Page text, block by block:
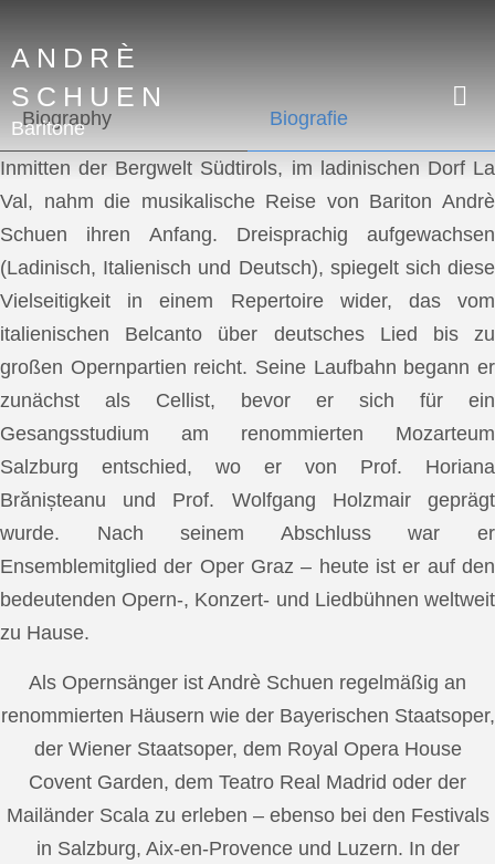
ANDRÈ
SCHUEN
Baritone
Biography Biografie
Inmitten der Bergwelt Südtirols, im ladinischen Dorf La
Val, nahm die musikalische Reise von Bariton Andrè
Schuen ihren Anfang. Dreisprachig aufgewachsen
(Ladinisch, Italienisch und Deutsch), spiegelt sich diese
Vielseitigkeit in einem Repertoire wider, das vom
italienischen Belcanto über deutsches Lied bis zu
großen Opernpartien reicht. Seine Laufbahn begann er
zunächst als Cellist, bevor er sich für ein
Gesangsstudium am renommierten Mozarteum
Salzburg entschied, wo er von Prof. Horiana
Brănișteanu und Prof. Wolfgang Holzmair geprägt
wurde. Nach seinem Abschluss war er
Ensemblemitglied der Oper Graz – heute ist er auf den
bedeutenden Opern-, Konzert- und Liedbühnen weltweit
zu Hause.
Als Opernsänger ist Andrè Schuen regelmäßig an
renommierten Häusern wie der Bayerischen Staatsoper,
der Wiener Staatsoper, dem Royal Opera House
Covent Garden, dem Teatro Real Madrid oder der
Mailänder Scala zu erleben – ebenso bei den Festivals
in Salzburg, Aix-en-Provence und Luzern. In der